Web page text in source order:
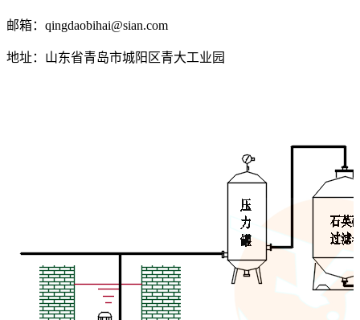
邮箱：qingdaobihai@sian.com
地址：山东省青岛市城阳区青大工业园